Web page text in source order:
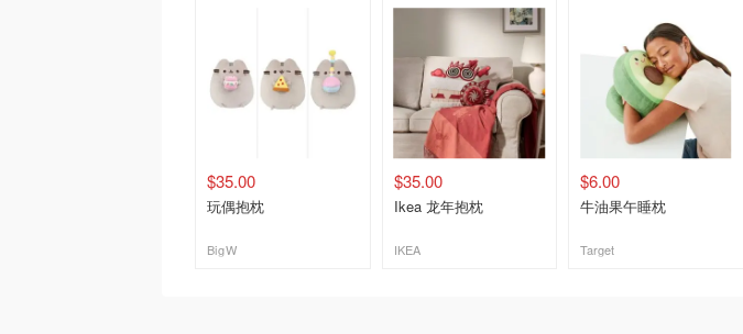
$35.00
玩偶抱枕
BigW
$35.00
Ikea 龙年抱枕
IKEA
$6.00
牛油果午睡枕
Target